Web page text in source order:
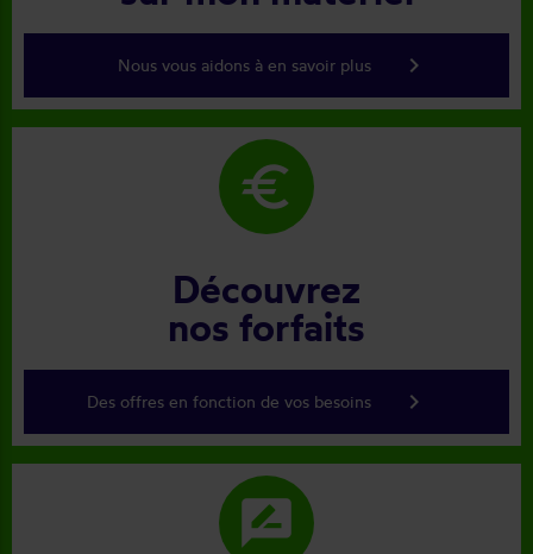
Nous vous aidons à en savoir plus keyboard_arrow_right
euro
Découvrez
nos forfaits
Des offres en fonction de vos besoins keyboard_arrow_right
rate_review